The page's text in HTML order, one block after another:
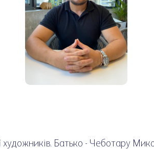
художників. Батько - Чеботару